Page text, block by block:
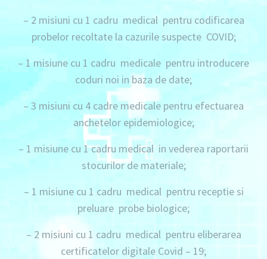
– 2 misiuni cu 1 cadru medical pentru codificarea
probelor recoltate la cazurile suspecte COVID;
– 1 misiune cu 1 cadru medicale pentru introducere
coduri noi in baza de date;
– 3 misiuni cu 4 cadremedicale pentru efectuarea
anchetelor epidemiologice;
– 1 misiune cu 1 cadru medical in vederea raportarii
stocurilor de materiale;
– 1 misiunecu 1 cadru medical pentru receptie si
preluare probe biologice;
– 2 misiuni cu 1 cadru medical pentru eliberarea
certificatelor digitale Covid – 19;